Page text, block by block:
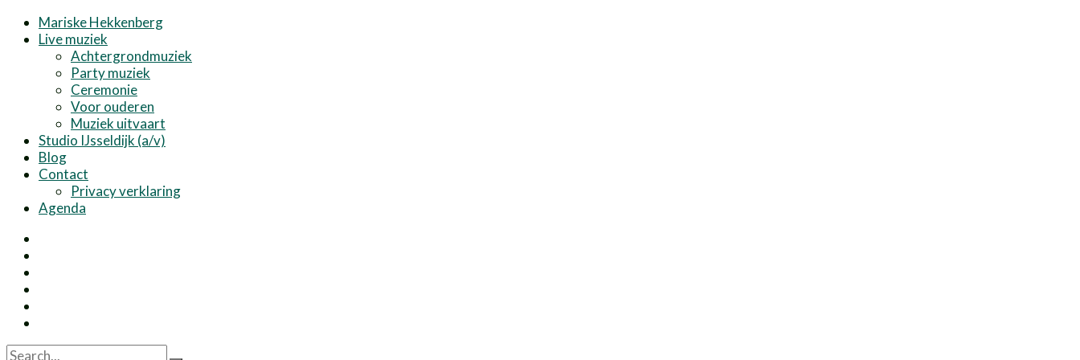
Mariske Hekkenberg
Live muziek
Achtergrondmuziek
Party muziek
Ceremonie
Voor ouderen
Muziek uitvaart
Studio IJsseldijk (a/v)
Blog
Contact
Privacy verklaring
Agenda